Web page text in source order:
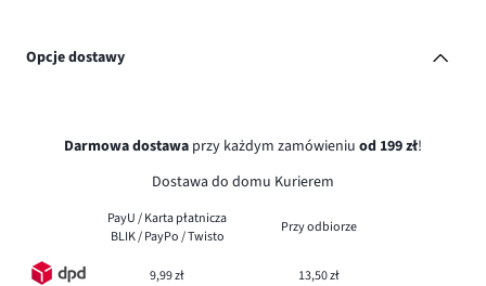
Opcje dostawy
Darmowa dostawa przy każdym zamówieniu od 199 zł!
Dostawa do domu Kurierem
PayU / Karta płatnicza
BLIK / PayPo / Twisto
Przy odbiorze
9,99 zł 13,50 zł